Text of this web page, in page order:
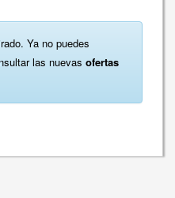
Ya no puedes
las nuevas ofertas